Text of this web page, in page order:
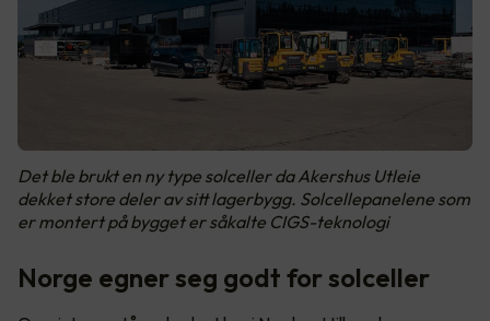
Det ble brukt en ny type solceller da Akershus Utleie
dekket store deler av sitt lagerbygg. Solcellepanelene som
er montert på bygget er såkalte CIGS-teknologi
Norge egner seg godt for solceller